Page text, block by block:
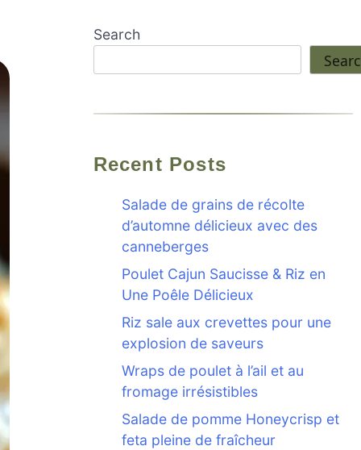
Search
Recent Posts
Salade de grains de récolte
d’automne délicieux avec des
canneberges
Poulet Cajun Saucisse & Riz en
Une Poêle Délicieux
Riz sale aux crevettes pour une
explosion de saveurs
Wraps de poulet à l’ail et au
fromage irrésistibles
Salade de pomme Honeycrisp et
feta pleine de fraîcheur